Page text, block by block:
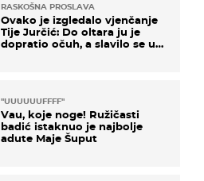
RASKOŠNA PROSLAVA
Ovako je izgledalo vjenčanje
Tije Jurčić: Do oltara ju je
dopratio očuh, a slavilo se uz
"UUUUUUFFFF"
Vau, koje noge! Ružičasti
badić istaknuo je najbolje
adute Maje Šuput